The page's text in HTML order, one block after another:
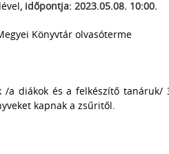
, időpontja: 2023.05.08. 10:00.
Könyvtár olvasóterme
a diákok és a felkészítő tanáruk/
kapnak a zsűritől.